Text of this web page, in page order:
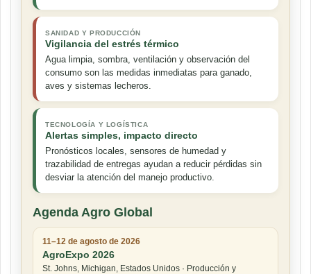
SANIDAD Y PRODUCCIÓN
Vigilancia del estrés térmico
Agua limpia, sombra, ventilación y observación del
consumo son las medidas inmediatas para ganado,
aves y sistemas lecheros.
TECNOLOGÍA Y LOGÍSTICA
Alertas simples, impacto directo
Pronósticos locales, sensores de humedad y
trazabilidad de entregas ayudan a reducir pérdidas sin
desviar la atención del manejo productivo.
Agenda Agro Global
11–12 de agosto de 2026
AgroExpo 2026
St. Johns, Michigan, Estados Unidos · Producción y